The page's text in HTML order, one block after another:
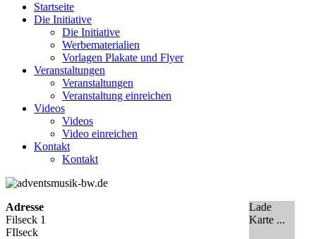
Startseite
Die Initiative
Die Initiative
Werbematerialien
Vorlagen Plakate und Flyer
Veranstaltungen
Veranstaltungen
Veranstaltung einreichen
Videos
Videos
Video einreichen
Kontakt
Kontakt
Lade
Karte ...
Adresse
Filseck 1
FIlseck